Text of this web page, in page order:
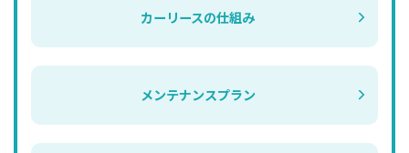
カーリースの仕組み
メンテナンスプラン